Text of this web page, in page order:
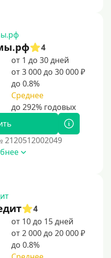
подписки
4
от 1 до 30 дней
от 3 000 до 30 000 ₽
до 0.8%
Среднее
4
от 10 до 15 дней
от 2 000 до 20 000 ₽
до 0.8%